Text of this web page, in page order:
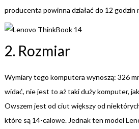
producenta powinna działać do 12 godzin
2. Rozmiar
Wymiary tego komputera wynoszą: 326
widać, nie jest to aż taki duży komputer,
Owszem jest od ciut większy od
które są 14-calowe. Jednak ten model